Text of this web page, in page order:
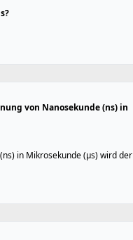
von Nanosekunde (ns) in
in Mikrosekunde (µs) wird